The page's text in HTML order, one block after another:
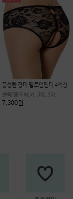
풍성한 장미 밑트임팬티 4색상
블랙/핑크 M,XL,3XL,5XL
7,300원